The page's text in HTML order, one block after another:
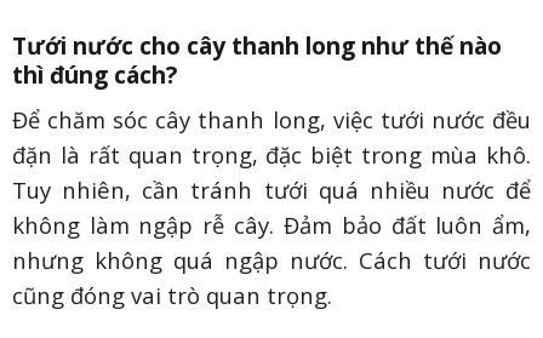
Tưới nước cho cây thanh long như thế nào
thì đúng cách?
Để chăm sóc cây thanh long, việc tưới nước đều
đặn là rất quan trọng, đặc biệt trong mùa khô.
Tuy nhiên, cần tránh tưới quá nhiều nước để
không làm ngập rễ cây. Đảm bảo đất luôn ẩm,
nhưng không quá ngập nước. Cách tưới nước
cũng đóng vai trò quan trọng.